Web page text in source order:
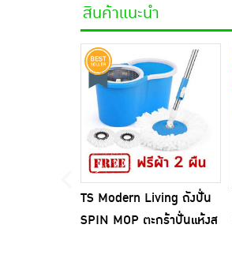
สินค้าแนะนำ
TS Modern Living ถังปั่น
SPIN MOP ตะกร้าปั่นแห้งส